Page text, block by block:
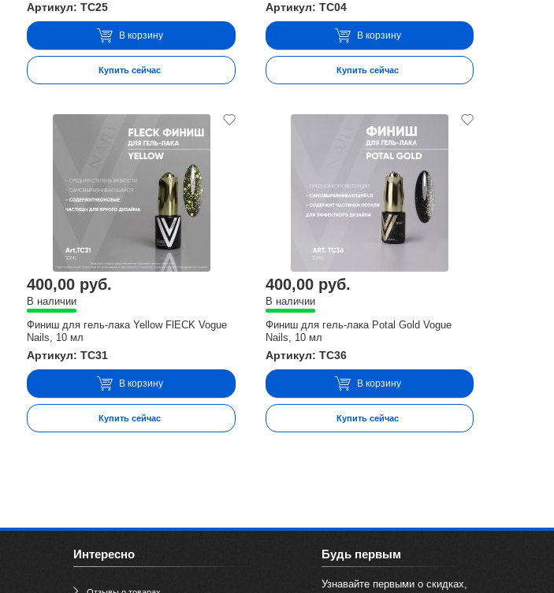
Артикул: TC25
В корзину
Купить сейчас
Артикул: TC04
В корзину
Купить сейчас
400,00 руб.
В наличии
Финиш для гель-лака Yellow FlECK Vogue
Nails, 10 мл
Артикул: TC31
В корзину
Купить сейчас
400,00 руб.
В наличии
Финиш для гель-лака Potal Gold Vogue
Nails, 10 мл
Артикул: TC36
В корзину
Купить сейчас
Интересно Будь первым
Узнавайте первыми о скидках,